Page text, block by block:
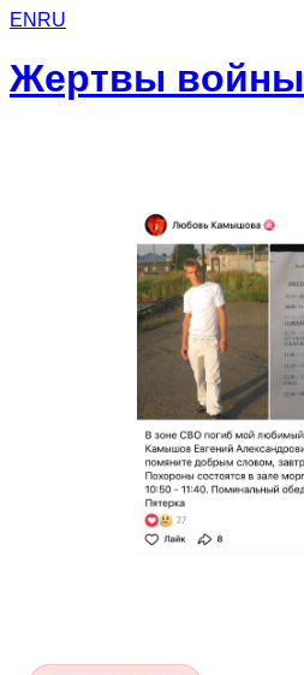
EN RU
Жертвы войны